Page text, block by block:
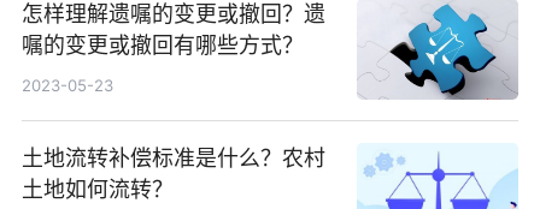
怎样理解遗嘱的变更或撤回？遗
嘱的变更或撤回有哪些方式？
2023-05-23
土地流转补偿标准是什么？农村
土地如何流转？